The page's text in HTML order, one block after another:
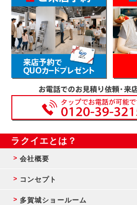
ラクイエとは？
会社概要
コンセプト
多賀城ショールーム